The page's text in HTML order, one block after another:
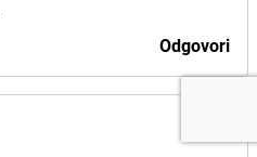
Odgovori